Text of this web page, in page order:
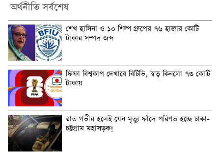
অর্থনীতি সর্বশেষ
শেখ হাসিনা ও ১০ শিল্প গ্রুপের ৭৬ হাজার কোটি
টাকার সম্পদ জব্দ
ফিফা বিশ্বকাপ দেখাবে বিটিভি, স্বত্ব কিনলো ৭৩ কোটি
টাকায়
রাত গভীর হলেই যেন মৃত্যু ফাঁদে পরিণত হচ্ছে ঢাকা-
চট্টগ্রাম মহাসড়ক!